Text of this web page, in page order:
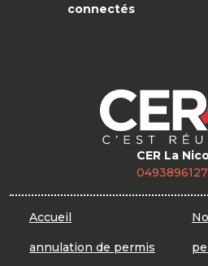
connectés
CER La
0493896127
Accueil
annulation de permis